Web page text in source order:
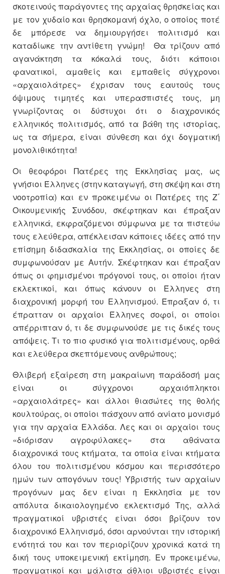
σκοτεινούς παράγοντες της αρχαίας θρησκείας και
με τον χυδαίο και θρησκομανή όχλο, ο οποίος ποτέ
δε μπόρεσε να δημιουργήσει πολιτισμό και
καταδίωκε την αντίθετη γνώμη! Θα τρίζουν από
αγανάκτηση τα κόκαλά τους, διότι κάποιοι
φανατικοί, αμαθείς και εμπαθείς σύγχρονοι
«αρχαιολάτρες» έχρισαν τους εαυτούς τους
όψιμους τιμητές και υπερασπιστές τους, μη
γνωρίζοντας οι δύστυχοι ότι ο διαχρονικός
ελληνικός πολιτισμός, από τα βάθη της ιστορίας,
ως τα σήμερα, είναι σύνθεση και όχι δογματική
μονολιθικότητα!
Οι θεοφόροι Πατέρες της Εκκλησίας μας, ως
γνήσιοι Έλληνες (στην καταγωγή, στη σκέψη και στη
νοοτροπία) και εν προκειμένω οι Πατέρες της Ζ΄
Οικουμενικής Συνόδου, σκέφτηκαν και έπραξαν
ελληνικά, εκφραζόμενοι σύμφωνα με τα πιστεύω
τους ελεύθερα, απέκλεισαν κάποιες ιδέες από την
επίσημη διδασκαλία της Εκκλησίας, οι οποίες δε
συμφωνούσαν με Αυτήν. Σκέφτηκαν και έπραξαν
όπως οι φημισμένοι πρόγονοί τους, οι οποίοι ήταν
εκλεκτικοί, και όπως κάνουν οι Έλληνες στη
διαχρονική μορφή του Ελληνισμού. Έπραξαν ό, τι
έπρατταν οι αρχαίοι Έλληνες σοφοί, οι οποίοι
απέρριπταν ό, τι δε συμφωνούσε με τις δικές τους
απόψεις. Τι το πιο φυσικό για πολιτισμένους, ορθά
και ελεύθερα σκεπτόμενους ανθρώπους;
Θλιβερή εξαίρεση στη μακραίωνη παράδοσή μας
είναι οι σύγχρονοι αρχαιόπληκτοι
«αρχαιολάτρες» και άλλοι θιασώτες της θολής
κουλτούρας, οι οποίοι πάσχουν από ανίατο μονισμό
για την αρχαία Ελλάδα. Λες και οι αρχαίοι τους
«διόρισαν αγροφύλακες» στα αθάνατα
διαχρονικά τους κτήματα, τα οποία είναι κτήματα
όλου του πολιτισμένου κόσμου και περισσότερο
ημών των απογόνων τους! Υβριστής των αρχαίων
προγόνων μας δεν είναι η Εκκλησία με τον
απόλυτα δικαιολογημένο εκλεκτισμό Της, αλλά
πραγματικοί υβριστές είναι όσοι βρίζουν τον
διαχρονικό Ελληνισμό, όσοι αρνούνται την ιστορική
ενότητά του και τον περιορίζουν χρονικά κατά τη
δική τους υποκειμενική εκτίμηση. Εν προκειμένω,
πραγματικοί και μάλιστα άθλιοι υβριστές είναι